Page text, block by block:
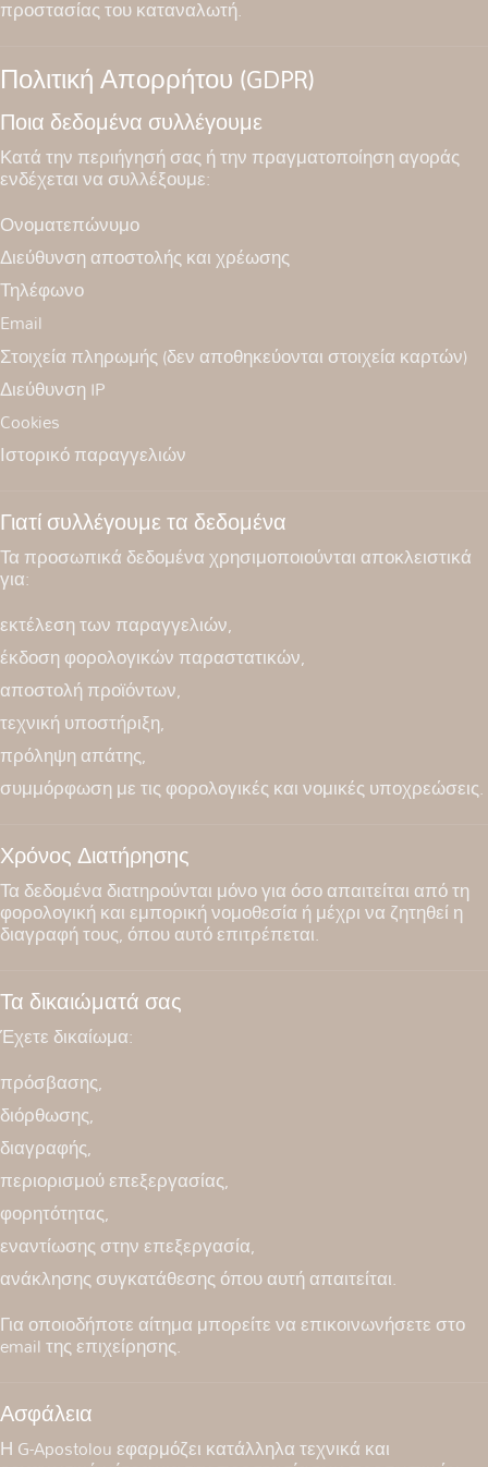
προστασίας του καταναλωτή.
Πολιτική Απορρήτου (GDPR)
Ποια δεδομένα συλλέγουμε
Κατά την περιήγησή σας ή την πραγματοποίηση αγοράς
ενδέχεται να συλλέξουμε:
Ονοματεπώνυμο
Διεύθυνση αποστολής και χρέωσης
Τηλέφωνο
Email
Στοιχεία πληρωμής (δεν αποθηκεύονται στοιχεία καρτών)
Διεύθυνση IP
Cookies
Ιστορικό παραγγελιών
Γιατί συλλέγουμε τα δεδομένα
Τα προσωπικά δεδομένα χρησιμοποιούνται αποκλειστικά
για:
εκτέλεση των παραγγελιών,
έκδοση φορολογικών παραστατικών,
αποστολή προϊόντων,
τεχνική υποστήριξη,
πρόληψη απάτης,
συμμόρφωση με τις φορολογικές και νομικές υποχρεώσεις.
Χρόνος Διατήρησης
Τα δεδομένα διατηρούνται μόνο για όσο απαιτείται από τη
φορολογική και εμπορική νομοθεσία ή μέχρι να ζητηθεί η
διαγραφή τους, όπου αυτό επιτρέπεται.
Τα δικαιώματά σας
Έχετε δικαίωμα:
πρόσβασης,
διόρθωσης,
διαγραφής,
περιορισμού επεξεργασίας,
φορητότητας,
εναντίωσης στην επεξεργασία,
ανάκλησης συγκατάθεσης όπου αυτή απαιτείται.
Για οποιοδήποτε αίτημα μπορείτε να επικοινωνήσετε στο
email της επιχείρησης.
Ασφάλεια
Η G-Apostolou εφαρμόζει κατάλληλα τεχνικά και